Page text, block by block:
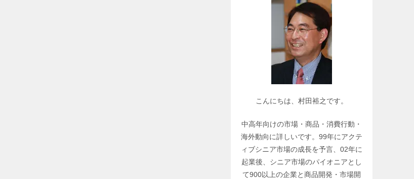
こんにちは、村田裕之です。
中高年向けの市場・商品・消費行動・
海外動向に詳しいです。99年にアクテ
ィブシニア市場の成長を予言、02年に
起業後、シニア市場のパイオニアとし
て900以上の企業と商品開発・市場開